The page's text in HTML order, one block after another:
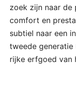
zoek zijn naar de
comfort en
subtiel naar een
tweede generatie
rijke erfgoed van